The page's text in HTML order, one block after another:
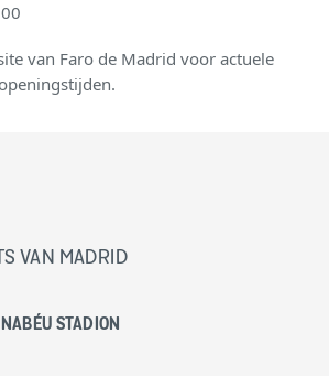
van Faro de Madrid voor actuele
VAN MADRID
STADION